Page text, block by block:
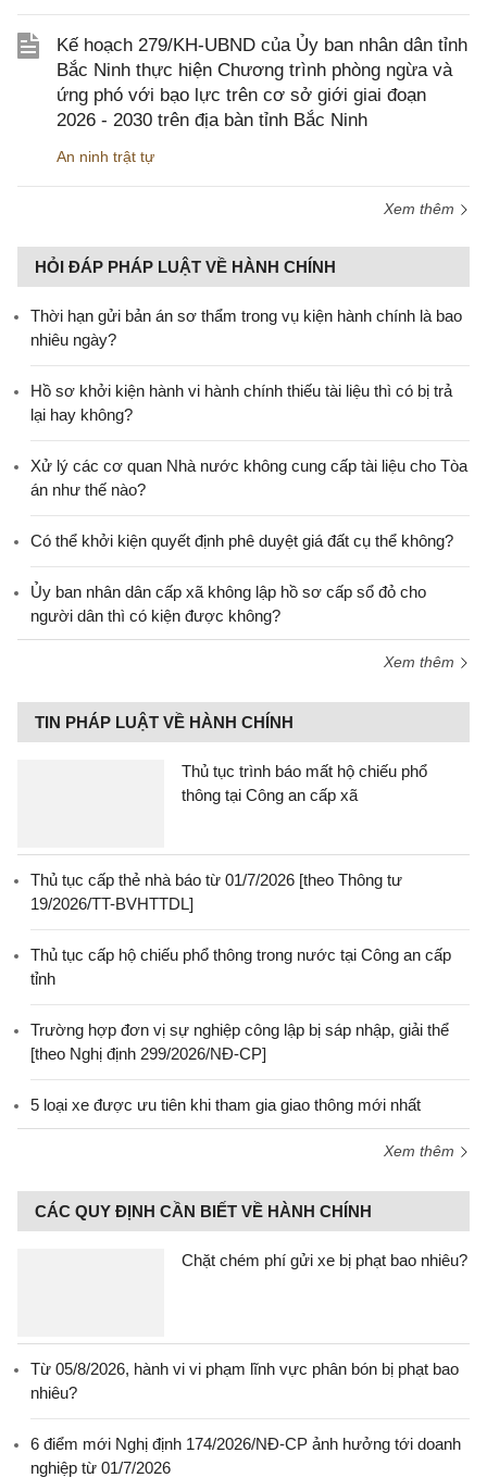
Kế hoạch 279/KH-UBND của Ủy ban nhân dân tỉnh
Bắc Ninh thực hiện Chương trình phòng ngừa và
ứng phó với bạo lực trên cơ sở giới giai đoạn
2026 - 2030 trên địa bàn tỉnh Bắc Ninh
An ninh trật tự
Xem thêm
HỎI ĐÁP PHÁP LUẬT VỀ HÀNH CHÍNH
Thời hạn gửi bản án sơ thẩm trong vụ kiện hành chính là bao
nhiêu ngày?
Hồ sơ khởi kiện hành vi hành chính thiếu tài liệu thì có bị trả
lại hay không?
Xử lý các cơ quan Nhà nước không cung cấp tài liệu cho Tòa
án như thế nào?
Có thể khởi kiện quyết định phê duyệt giá đất cụ thể không?
Ủy ban nhân dân cấp xã không lập hồ sơ cấp sổ đỏ cho
người dân thì có kiện được không?
Xem thêm
TIN PHÁP LUẬT VỀ HÀNH CHÍNH
Thủ tục trình báo mất hộ chiếu phổ
thông tại Công an cấp xã
Thủ tục cấp thẻ nhà báo từ 01/7/2026 [theo Thông tư
19/2026/TT-BVHTTDL]
Thủ tục cấp hộ chiếu phổ thông trong nước tại Công an cấp
tỉnh
Trường hợp đơn vị sự nghiệp công lập bị sáp nhập, giải thể
[theo Nghị định 299/2026/NĐ-CP]
5 loại xe được ưu tiên khi tham gia giao thông mới nhất
Xem thêm
CÁC QUY ĐỊNH CẦN BIẾT VỀ HÀNH CHÍNH
Chặt chém phí gửi xe bị phạt bao nhiêu?
Từ 05/8/2026, hành vi vi phạm lĩnh vực phân bón bị phạt bao
nhiêu?
6 điểm mới Nghị định 174/2026/NĐ-CP ảnh hưởng tới doanh
nghiệp từ 01/7/2026